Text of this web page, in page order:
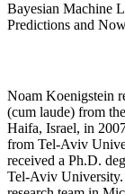
Bayesian Machine
Predictions and
Noam Koenigstein
(cum laude) from
Haifa, Israel, in
from Tel-Aviv
received a Ph.D.
Tel-Aviv